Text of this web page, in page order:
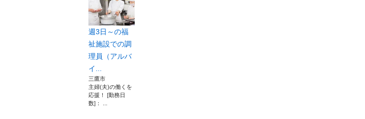
週3日～の福
祉施設での調
理員（アルバ
イ...
三鷹市
主婦(夫)の働くを
応援！ [勤務日
数]： ...